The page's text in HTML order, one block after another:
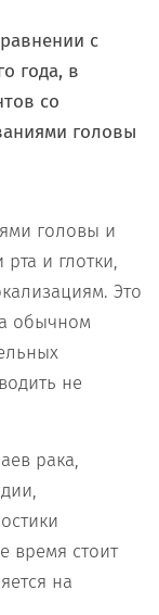
с
года, в
со
головы
головы и
и глотки,
Это
обычном
не
рака,
время стоит
на